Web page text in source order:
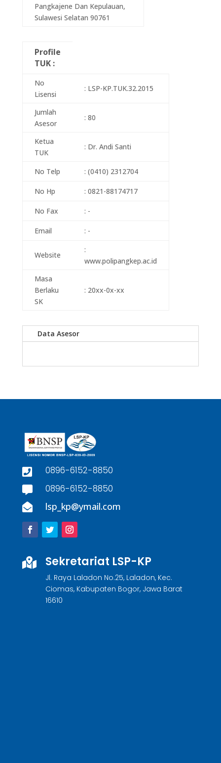
Pangkajene Dan Kepulauan,
Sulawesi Selatan 90761
Profile
TUK :
No
Lisensi
: LSP-KP.TUK.32.2015
Jumlah
Asesor
: 80
Ketua
TUK
: Dr. Andi Santi
No Telp : (0410) 2312704
No Hp : 0821-88174717
No Fax : -
Email : -
Website
:
www.polipangkep.ac.id
Masa
Berlaku
SK
: 20xx-0x-xx
Data Asesor
 0896-6152-8850
 0896-6152-8850
 lsp_kp@ymail.com
 Sekretariat LSP-KP
Jl. Raya Laladon No.25, Laladon, Kec.
Ciomas, Kabupaten Bogor, Jawa Barat
16610